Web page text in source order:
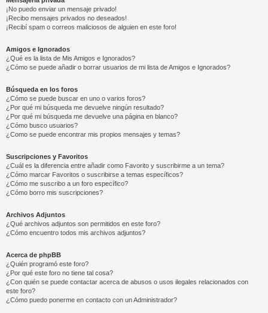
¡No puedo enviar un mensaje privado!
¡Recibo mensajes privados no deseados!
¡Recibí spam o correos maliciosos de alguien en este foro!
Amigos e Ignorados
¿Qué es la lista de Mis Amigos e Ignorados?
¿Cómo se puede añadir o borrar usuarios de mi lista de Amigos e Ignorados?
Búsqueda en los foros
¿Cómo se puede buscar en uno o varios foros?
¿Por qué mi búsqueda me devuelve ningún resultado?
¿Por qué mi búsqueda me devuelve una página en blanco?
¿Cómo busco usuarios?
¿Como se puede encontrar mis propios mensajes y temas?
Suscripciones y Favoritos
¿Cuál es la diferencia entre añadir como Favorito y suscribirme a un tema?
¿Cómo marcar Favoritos o suscribirse a temas específicos?
¿Cómo me suscribo a un foro específico?
¿Cómo borro mis suscripciones?
Archivos Adjuntos
¿Qué archivos adjuntos son permitidos en este foro?
¿Cómo encuentro todos mis archivos adjuntos?
Acerca de phpBB
¿Quién programó este foro?
¿Por qué este foro no tiene tal cosa?
¿Con quién se puede contactar acerca de abusos o usos ilegales relacionados con
este foro?
¿Cómo puedo ponerme en contacto con un Administrador?